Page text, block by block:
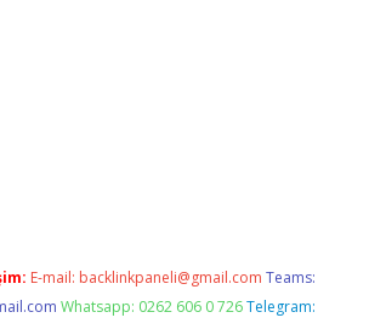
E-mail: backlinkpaneli@gmail.com Teams:
Whatsapp: 0262 606 0 726 Telegram: